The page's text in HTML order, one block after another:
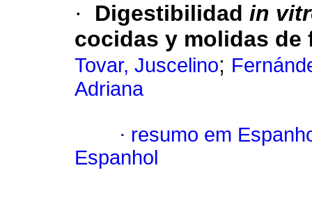
· Digestibilidad in
cocidas y molidas de
Tovar, Juscelino;
Adriana
· resumo em
Espanhol